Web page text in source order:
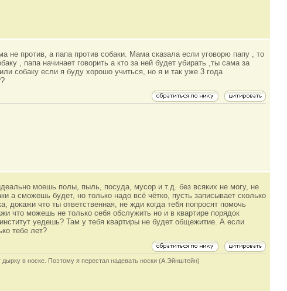
против, а папа против собаки. Мама сказала если уговорю папу , то
, папа начинает говорить а кто за ней будет убирать ,ты сама за
собаку если я буду хорошо учиться, но я и так уже 3 года
моешь полы, пыль, посуда, мусор и т.д. без всяких не могу, не
а сможешь будет, но только надо всё чётко, пусть записывает сколько
докажи что ты ответственная, не жди когда тебя попросят помочь
что можешь не только себя обслужить но и в квартире порядок
уедешь? Там у тебя квартиры не будет общежитие. А если
тебе лет?
в носке. Поэтому я перестал надевать носки (А.Эйнштейн)